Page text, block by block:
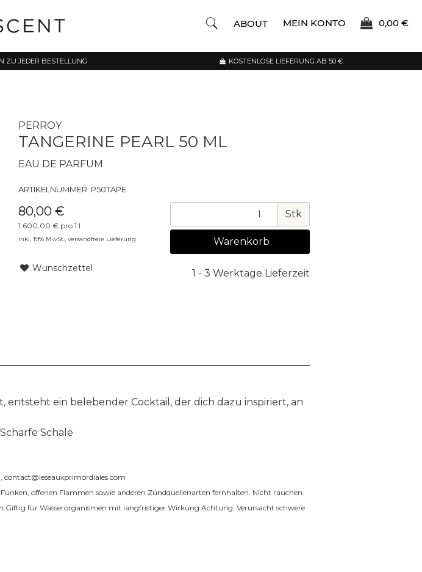
ABOUT MEIN KONTO 0,00 €
ZU JEDER BESTELLUNG KOSTENLOSE LIEFERUNG AB 50 €
PERROY
TANGERINE PEARL 50 ML
EAU DE PARFUM
ARTIKELNUMMER: P50TAPE
80,00 €
1.600,00 € pro 1 l
inkl. 19% MwSt., versandfreie Lieferung
Wunschzettel
Stk
Warenkorb
1 - 3 Werktage Lieferzeit
ein belebender Cocktail, der dich dazu inspiriert, an
Schale
contact@leseauxprimordiales.com
offenen Flammen sowie anderen Zündquellenarten fernhalten. Nicht rauchen.
für Wasserorganismen mit langfristiger Wirkung.Achtung: Verursacht schwere